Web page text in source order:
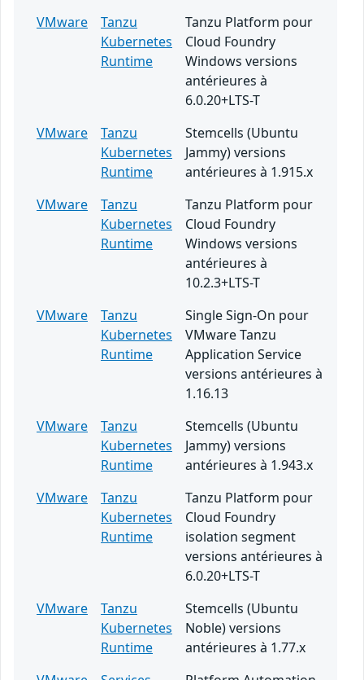
VMware
Tanzu
Kubernetes
Runtime
Tanzu Platform pour
Cloud Foundry
Windows versions
antérieures à
6.0.20+LTS-T
VMware
Tanzu
Kubernetes
Runtime
Stemcells (Ubuntu
Jammy) versions
antérieures à 1.915.x
VMware
Tanzu
Kubernetes
Runtime
Tanzu Platform pour
Cloud Foundry
Windows versions
antérieures à
10.2.3+LTS-T
VMware
Tanzu
Kubernetes
Runtime
Single Sign-On pour
VMware Tanzu
Application Service
versions antérieures à
1.16.13
VMware
Tanzu
Kubernetes
Runtime
Stemcells (Ubuntu
Jammy) versions
antérieures à 1.943.x
VMware
Tanzu
Kubernetes
Runtime
Tanzu Platform pour
Cloud Foundry
isolation segment
versions antérieures à
6.0.20+LTS-T
VMware
Tanzu
Kubernetes
Runtime
Stemcells (Ubuntu
Noble) versions
antérieures à 1.77.x